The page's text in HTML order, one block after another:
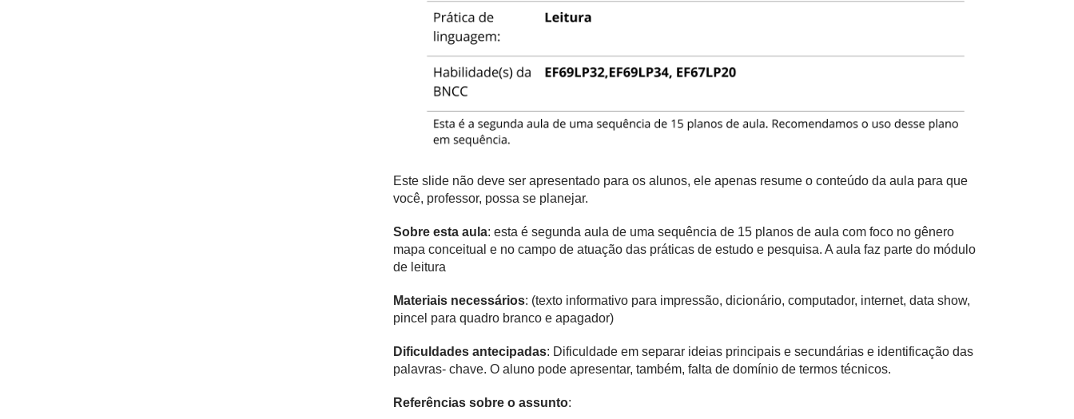
Este slide não deve ser apresentado para os alunos, ele apenas resume o conteúdo da aula para que
você, professor, possa se planejar.
Sobre esta aula: esta é segunda aula de uma sequência de 15 planos de aula com foco no gênero
mapa conceitual e no campo de atuação das práticas de estudo e pesquisa. A aula faz parte do módulo
de leitura
Materiais necessários: (texto informativo para impressão, dicionário, computador, internet, data show,
pincel para quadro branco e apagador)
Dificuldades antecipadas: Dificuldade em separar ideias principais e secundárias e identificação das
palavras- chave. O aluno pode apresentar, também, falta de domínio de termos técnicos.
Referências sobre o assunto: